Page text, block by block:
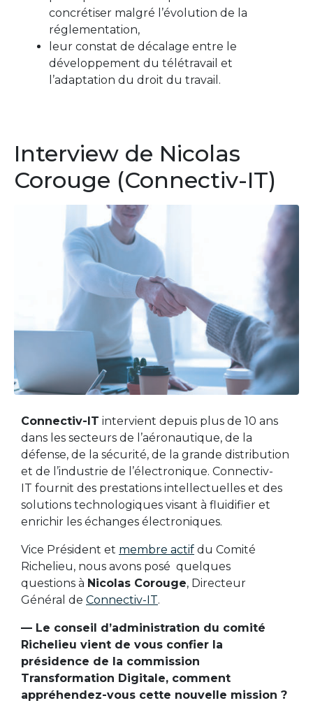
concrétiser malgré l’évolution de la
réglementation,
leur constat de décalage entre le
développement du télétravail et
l’adaptation du droit du travail.
Interview de Nicolas
Corouge (Connectiv-IT)
Connectiv-IT intervient depuis plus de 10 ans
dans les secteurs de l’aéronautique, de la
défense, de la sécurité, de la grande distribution
et de l’industrie de l’électronique. Connectiv-
IT fournit des prestations intellectuelles et des
solutions technologiques visant à fluidifier et
enrichir les échanges électroniques.
Vice Président et membre actif du Comité
Richelieu, nous avons posé quelques
questions à Nicolas Corouge, Directeur
Général de Connectiv-IT.
— Le conseil d’administration du comité
Richelieu vient de vous confier la
présidence de la commission
Transformation Digitale, comment
appréhendez-vous cette nouvelle mission ?